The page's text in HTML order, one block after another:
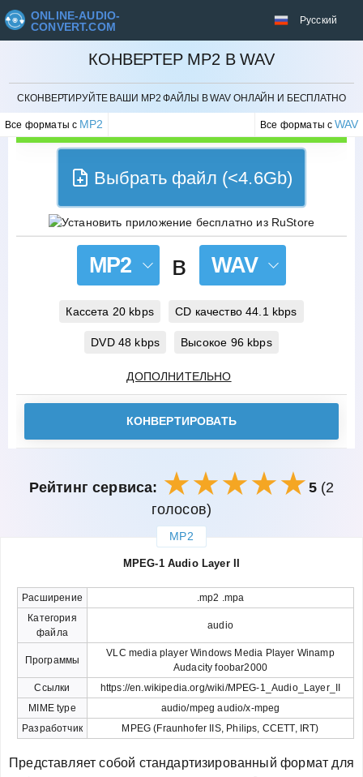
ONLINE-AUDIO-
CONVERT.COM
Русский
КОНВЕРТЕР MP2 В WAV
СКОНВЕРТИРУЙТЕ ВАШИ MP2 ФАЙЛЫ В WAV ОНЛАЙН И БЕСПЛАТНО
Все форматы с MP2 Все форматы сWAV
ОТМЕНИТЬ
Выбрать файл (<4.6Gb)
MP2 в WAV
Кассета 20 kbps CD качество 44.1 kbps
DVD 48 kbps Высокое 96 kbps
ДОПОЛНИТЕЛЬНО
КОНВЕРТИРОВАТЬ
Рейтинг сервиса: 5(2
голосов)
MP2
MPEG-1 Audio Layer II
Расширение
.mp2 .mpa
Категория
файла
audio
Программы
VLC media player Windows Media Player Winamp
Audacity foobar2000
Ссылки
https://en.wikipedia.org/wiki/MPEG-1_Audio_Layer_II
MIME type
audio/mpeg audio/x-mpeg
Разработчик
MPEG (Fraunhofer IIS, Philips, CCETT, IRT)
Представляет собой стандартизированный формат для